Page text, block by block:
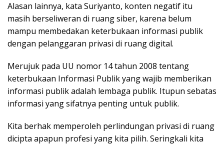
Alasan lainnya, kata Suriyanto, konten negatif itu
masih berseliweran di ruang siber, karena belum
mampu membedakan keterbukaan informasi publik
dengan pelanggaran privasi di ruang digital.
Merujuk pada UU nomor 14 tahun 2008 tentang
keterbukaan Informasi Publik yang wajib memberikan
informasi publik adalah lembaga publik. Itupun sebatas
informasi yang sifatnya penting untuk publik.
Kita berhak memperoleh perlindungan privasi di ruang
dicipta apapun profesi yang kita pilih. Seringkali kita